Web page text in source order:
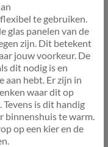
te gebruiken.
glas panelen van de
zijn. Dit betekent
jouw voorkeur. De
dit nodig is en
aan hebt. Er zijn in
waar dit op
Tevens is dit handig
binnenshuis te warm.
op een kier en de